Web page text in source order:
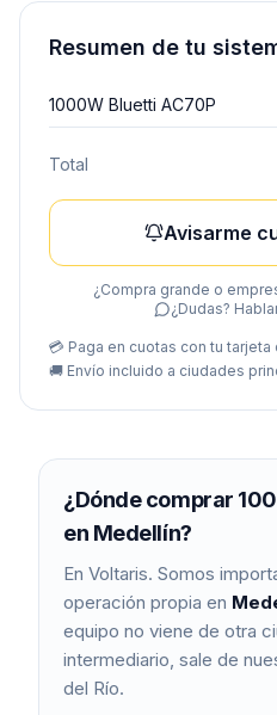
Resumen de tu
1000W Bluetti AC70P
Total
Avisarme
¿Compra grande o
¿Dudas?
💳 Paga en cuotas con tu
🚚 Envío incluido a ciudades
¿Dónde comprar
en Medellín?
En Voltaris. Somos
operación propia en
equipo no viene de otra
intermediario, sale de
del Río.